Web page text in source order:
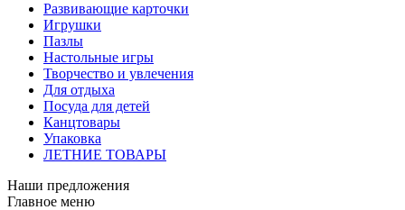
Развивающие карточки
Игрушки
Пазлы
Настольные игры
Творчество и увлечения
Для отдыха
Посуда для детей
Канцтовары
Упаковка
ЛЕТНИЕ ТОВАРЫ
Наши предложения
Главное меню